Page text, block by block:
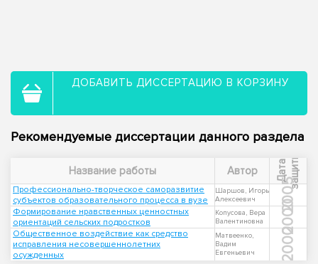
ДОБАВИТЬ ДИССЕРТАЦИЮ В КОРЗИНУ
Рекомендуемые диссертации данного раздела
Название работы Автор Д
а
т
а
з
а
щ
и
ты
Профессионально-творческое саморазвитие
субъектов образовательного процесса в вузе
Шаршов, Игорь
Алексеевич
2005
Формирование нравственных ценностных
ориентаций сельских подростков
Копусова, Вера
Валентиновна
2000
Общественное воздействие как средство
исправления несовершеннолетних
осужденных
Матвеенко,
Вадим
Евгеньевич
2000